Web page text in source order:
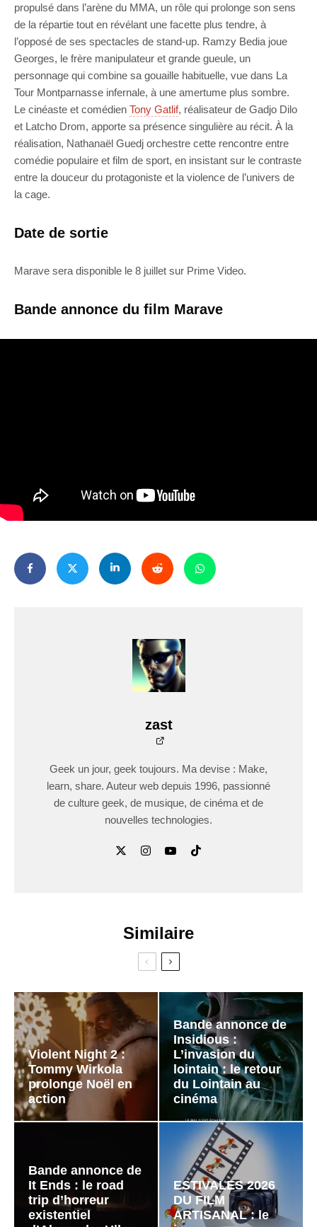
propulsé dans l’arène du MMA, un rôle qui prolonge son sens
de la répartie tout en révélant une facette plus tendre, à
l’opposé de ses spectacles de stand-up. Ramzy Bedia joue
Georges, le frère manipulateur et grande gueule, un
personnage qui combine sa gouaille habituelle, vue dans La
Tour Montparnasse infernale, à une amertume plus sombre.
Le cinéaste et comédien Tony Gatlif, réalisateur de Gadjo Dilo
et Latcho Drom, apporte sa présence singulière au récit. À la
réalisation, Nathanaël Guedj orchestre cette rencontre entre
comédie populaire et film de sport, en insistant sur le contraste
entre la douceur du protagoniste et la violence de l’univers de
la cage.
Date de sortie
Marave sera disponible le 8 juillet sur Prime Video.
Bande annonce du film Marave
zast
Geek un jour, geek toujours. Ma devise : Make,
learn, share. Auteur web depuis 1996, passionné
de culture geek, de musique, de cinéma et de
nouvelles technologies.
Similaire
Violent Night 2 :
Tommy Wirkola
prolonge Noël en
action
Bande annonce de
Insidious :
L’invasion du
lointain : le retour
du Lointain au
cinéma
Bande annonce de
It Ends : le road
trip d’horreur
existentiel
ESTIVALES 2026
DU FILM
ARTISANAL : le